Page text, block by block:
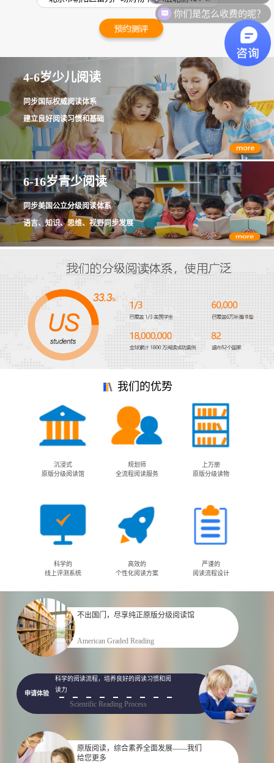
4-6岁少儿阅读
同步国际权威阅读体系
建立良好阅读习惯和基础
6-16岁青少阅读
同步美国公立分级阅读体系
语言、知识、思维、视野同步发展
我们的优势
沉浸式
原版分级阅读馆
规划师
全流程阅读服务
上万册
原版分级读物
科学的
线上评测系统
高效的
个性化阅读方案
严谨的
阅读流程设计
不出国门，尽享纯正原版分级阅读馆
American Graded Reading
科学的阅读流程，培养良好的阅读习惯和阅
读力
Scientific Reading Process
申请体验
原版阅读，综合素养全面发展——我们
给您更多
你们是怎么收费的呢？